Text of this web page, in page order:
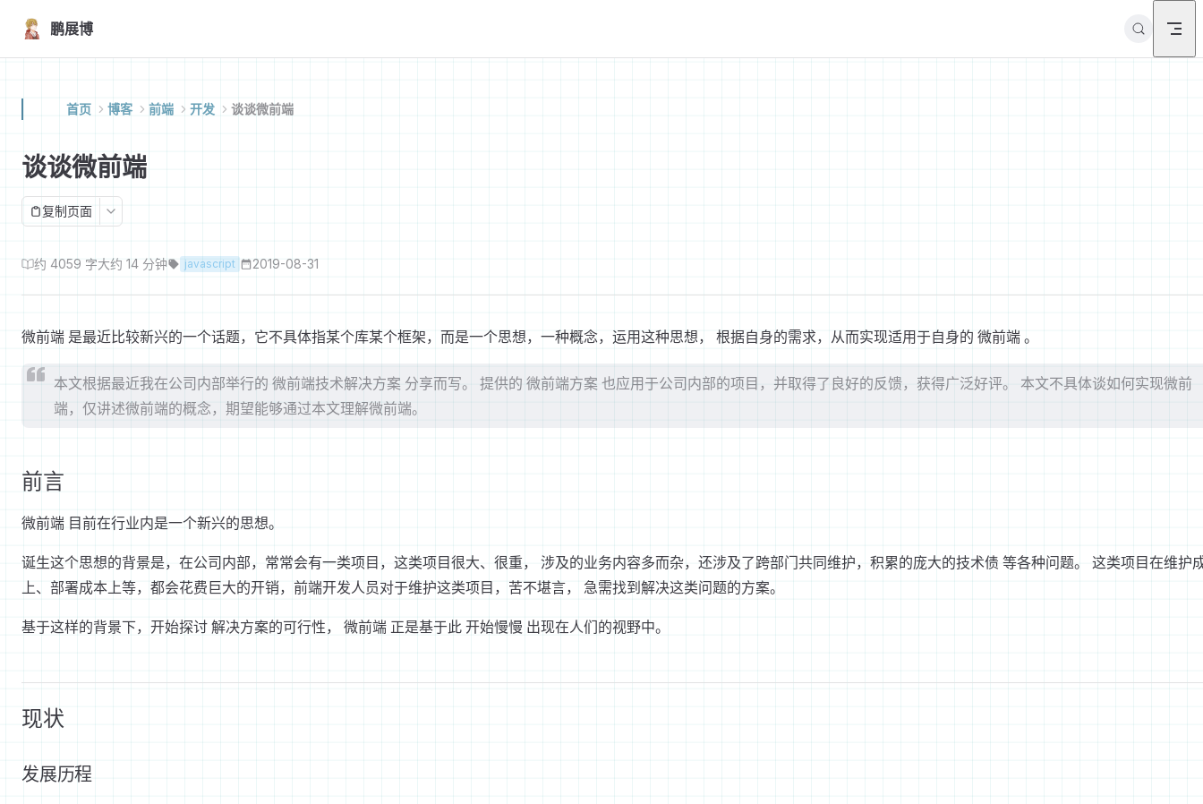
Skip to content
鹏展博
首页 博客 前端 开发 谈谈微前端
谈谈微前端
复制页面
约 4059 字大约 14 分钟 javascript 2019-08-31
微前端 是最近比较新兴的一个话题，它不具体指某个库某个框架，而是一个思想，一种概念，运用这种思想， 根据自身的需求，从而实现适用于自身的 微前端 。
本文根据最近我在公司内部举行的 微前端技术解决方案 分享而写。 提供的 微前端方案 也应用于公司内部的项目，并取得了良好的反馈，获得广泛好评。 本文不具体谈如何实现微前
端，仅讲述微前端的概念，期望能够通过本文理解微前端。
前言
微前端 目前在行业内是一个新兴的思想。
诞生这个思想的背景是，在公司内部，常常会有一类项目，这类项目很大、很重， 涉及的业务内容多而杂，还涉及了跨部门共同维护，积累的庞大的技术债 等各种问题。 这类项目在维护
上、部署成本上等，都会花费巨大的开销，前端开发人员对于维护这类项目，苦不堪言， 急需找到解决这类问题的方案。
基于这样的背景下，开始探讨 解决方案的可行性， 微前端 正是基于此 开始慢慢 出现在人们的视野中。
现状
发展历程